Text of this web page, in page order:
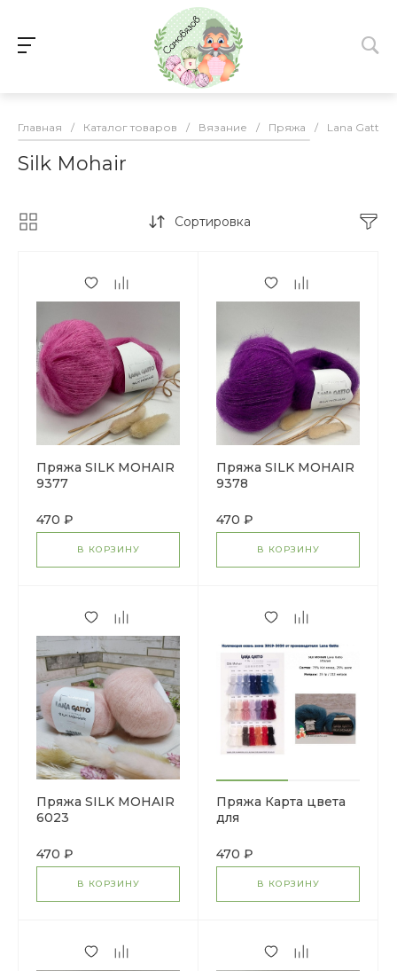
Главная / Каталог товаров / Вязание / Пряжа / Lana Gatto
Silk Mohair
Сортировка
Пряжа SILK MOHAIR
9377
470 ₽
В КОРЗИНУ
Пряжа SILK MOHAIR
9378
470 ₽
В КОРЗИНУ
Пряжа SILK MOHAIR
6023
470 ₽
В КОРЗИНУ
Пряжа Карта цвета
для
заказа
470 ₽
В КОРЗИНУ